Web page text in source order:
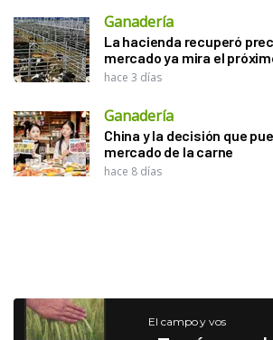
Ganadería
La hacienda recuperó
mercado ya mira el
hace 3 días
Ganadería
China y la decisión que
mercado de la carne
hace 8 días
El campo y vos